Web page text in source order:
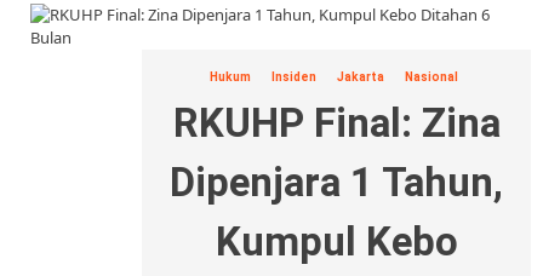
Hukum Insiden Jakarta Nasional
RKUHP Final: Zina
Dipenjara 1 Tahun,
Kumpul Kebo